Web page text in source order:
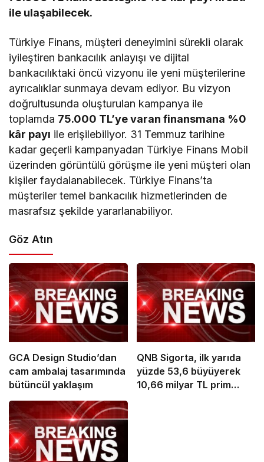
ile ulaşabilecek.
Türkiye Finans, müşteri deneyimini sürekli olarak
iyileştiren bankacılık anlayışı ve dijital
bankacılıktaki öncü vizyonu ile yeni müşterilerine
ayrıcalıklar sunmaya devam ediyor. Bu vizyon
doğrultusunda oluşturulan kampanya ile
toplamda 75.000 TL’ye varan finansmana %0
kâr payı ile erişilebiliyor. 31 Temmuz tarihine
kadar geçerli kampanyadan Türkiye Finans Mobil
üzerinden görüntülü görüşme ile yeni müşteri olan
kişiler faydalanabilecek. Türkiye Finans’ta
müşteriler temel bankacılık hizmetlerinden de
masrafsız şekilde yararlanabiliyor.
Göz Atın
GCA Design Studio’dan
cam ambalaj tasarımında
bütüncül yaklaşım
QNB Sigorta, ilk yarıda
yüzde 53,6 büyüyerek
10,66 milyar TL prim